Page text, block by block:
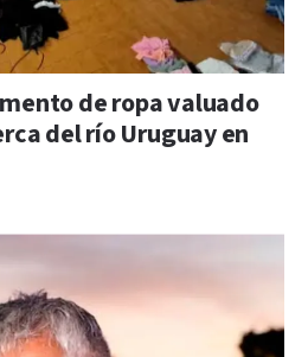
de ropa valuado
del río Uruguay en